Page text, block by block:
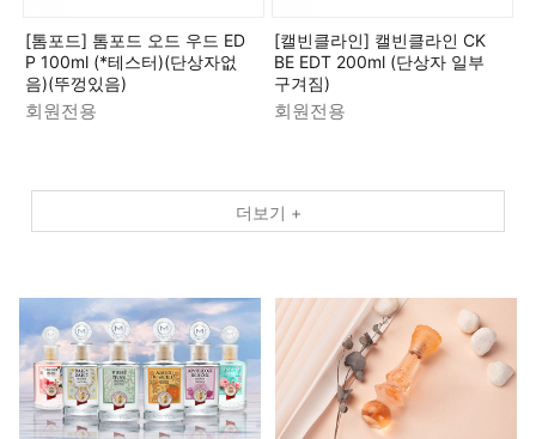
[톰포드] 톰포드 오드 우드 ED
P 100ml (*테스터)(단상자없
음)(뚜껑있음)
회원전용
[캘빈클라인] 캘빈클라인 CK
BE EDT 200ml (단상자 일부
구겨짐)
회원전용
더보기 +